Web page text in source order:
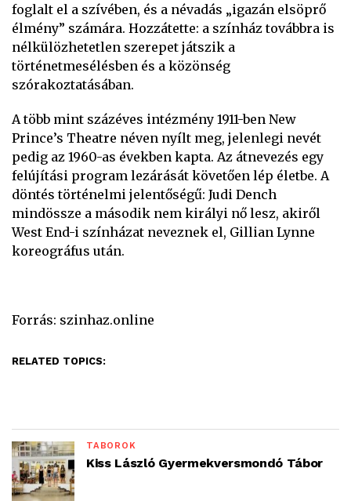
foglalt el a szívében, és a névadás „igazán elsöprő
élmény” számára. Hozzátette: a színház továbbra is
nélkülözhetetlen szerepet játszik a
történetmesélésben és a közönség
szórakoztatásában.
A több mint százéves intézmény 1911-ben New
Prince’s Theatre néven nyílt meg, jelenlegi nevét
pedig az 1960-as években kapta. Az átnevezés egy
felújítási program lezárását követően lép életbe. A
döntés történelmi jelentőségű: Judi Dench
mindössze a második nem királyi nő lesz, akiről
West End-i színházat neveznek el, Gillian Lynne
koreográfus után.
Forrás: szinhaz.online
RELATED TOPICS:
TÁBOROK
Kiss László Gyermekversmondó Tábor